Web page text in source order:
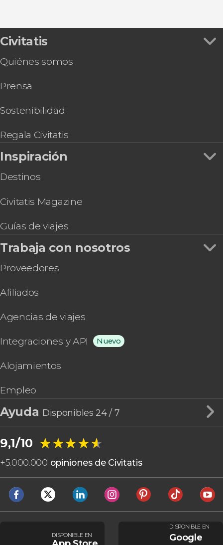
Civitatis
Quiénes somos
Prensa
Sostenibilidad
Regala Civitatis
Inspiración
Destinos
Civitatis Magazine
Guías de viajes
Trabaja con nosotros
Proveedores
Afiliados
Agencias de viajes
Integraciones y API Nuevo
Alojamientos
Empleo
Ayuda Disponibles 24 / 7
9,1/10 ★★★★★
★★★★★
+5.000.000 opiniones de Civitatis
DISPONIBLE EN
DISPONIBLE EN
Google